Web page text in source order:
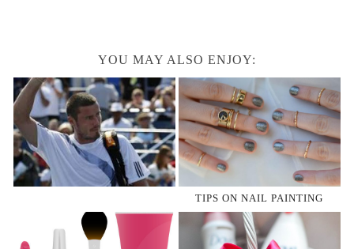
YOU MAY ALSO ENJOY:
TIPS ON NAIL PAINTING